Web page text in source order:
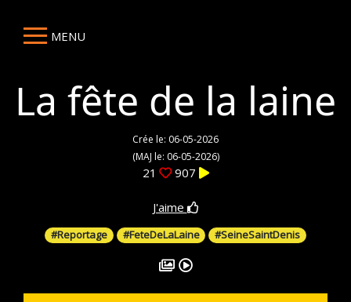
MENU
La fête de la laine
Crée le: 06-05-2026
(MAJ le: 06-05-2026)
21 907
J'aime
#Reportage #FeteDeLaLaine #SeineSaintDenis